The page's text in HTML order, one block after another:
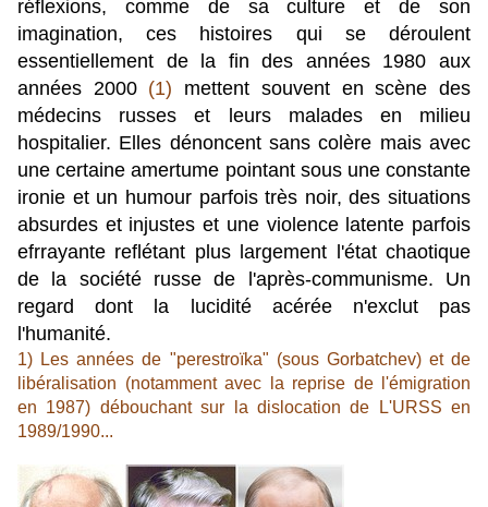
réflexions, comme de sa culture et de son
imagination, ces histoires qui se déroulent
essentiellement de la fin des années 1980 aux
années 2000 (1) mettent souvent en scène des
médecins russes et leurs malades en milieu
hospitalier. Elles dénoncent sans colère mais avec
une certaine amertume pointant sous une constante
ironie et un humour parfois très noir, des situations
absurdes et injustes et une violence latente parfois
efrrayante reflétant plus largement l'état chaotique
de la société russe de l'après-communisme. Un
regard dont la lucidité acérée n'exclut pas
l'humanité.
1) Les années de "perestroïka" (sous Gorbatchev) et de
libéralisation (notamment avec la reprise de l'émigration
en 1987) débouchant sur la dislocation de L'URSS en
1989/1990...